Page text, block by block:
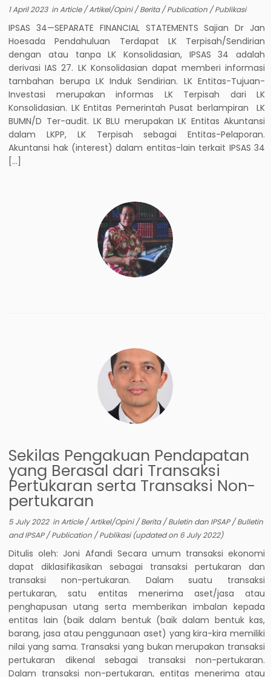
1 April 2023inArticle/Artikel/Opini/Berita/Publication /Publikasi
IPSAS 34—SEPARATE FINANCIAL STATEMENTS Sajian Dr Jan
Hoesada Pendahuluan Terdapat LK Terpisah/Sendirian
dengan atau tanpa LK Konsolidasian, IPSAS 34 adalah
derivasi IAS 27. LK Konsolidasian dapat memberi informasi
tambahan berupa LK Induk Sendirian. LK Entitas-Tujuan-
Investasi merupakan informas LK Terpisah dari LK
Konsolidasian. LK Entitas Pemerintah Pusat berlampiran LK
BUMN/D Ter-audit. LK BLU merupakan LK Entitas Akuntansi
dalam LKPP, LK Terpisah sebagai Entitas-Pelaporan.
Akuntansi hak (interest) dalam entitas-lain terkait IPSAS 34
[…]
Sekilas Pengakuan Pendapatan
yang Berasal dari Transaksi
Pertukaran serta Transaksi Non-
pertukaran
5 July 2022inArticle/Artikel/Opini/Berita/Buletin dan IPSAP/Bulletin
and IPSAP/Publication /Publikasi(updated on 6 July 2022)
Ditulis oleh: Joni Afandi Secara umum transaksi ekonomi
dapat diklasifikasikan sebagai transaksi pertukaran dan
transaksi non-pertukaran. Dalam suatu transaksi
pertukaran, satu entitas menerima aset/jasa atau
penghapusan utang serta memberikan imbalan kepada
entitas lain (baik dalam bentuk (baik dalam bentuk kas,
barang, jasa atau penggunaan aset) yang kira-kira memiliki
nilai yang sama. Transaksi yang bukan merupakan transaksi
pertukaran dikenal sebagai transaksi non-pertukaran.
Dalam transaksi non-pertukaran, entitas menerima atau